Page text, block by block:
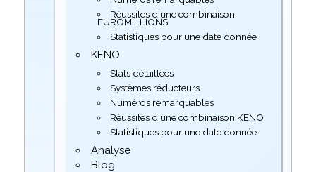
Réussites d'une combinaison
EUROMILLIONS
Statistiques pour une date donnée
KENO
Stats détaillées
Systèmes réducteurs
Numéros remarquables
Réussites d'une combinaison KENO
Statistiques pour une date donnée
Analyse
Blog